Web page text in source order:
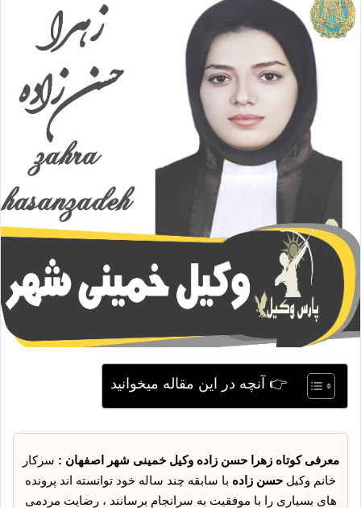
ا
ل
👉 آنچه در این مقاله میخوانید
معرفی کوتاه زهرا حسن زاده وکیل خمینی شهر اصفهان : سرکار
خانم وکیل حسن زاده با سابقه چند ساله خود توانسته اند پرونده
های بسیاری را با موفقیت به سرانجام برسانند ، رضایت مردمی